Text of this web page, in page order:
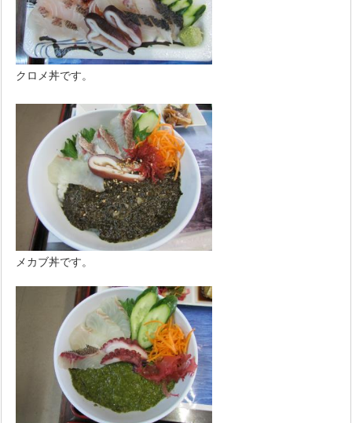
クロメ丼です。
メカブ丼です。